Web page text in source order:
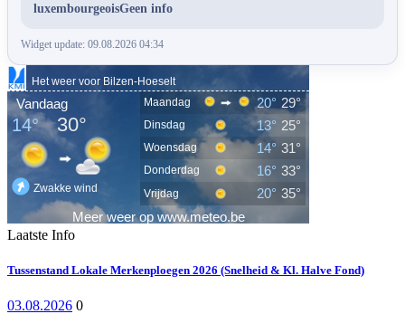
luxembourgeoisGeen info
Widget update: 09.08.2026 04:34
Laatste Info
Tussenstand Lokale Merkenploegen 2026 (Snelheid & Kl. Halve Fond)
03.08.2026 0